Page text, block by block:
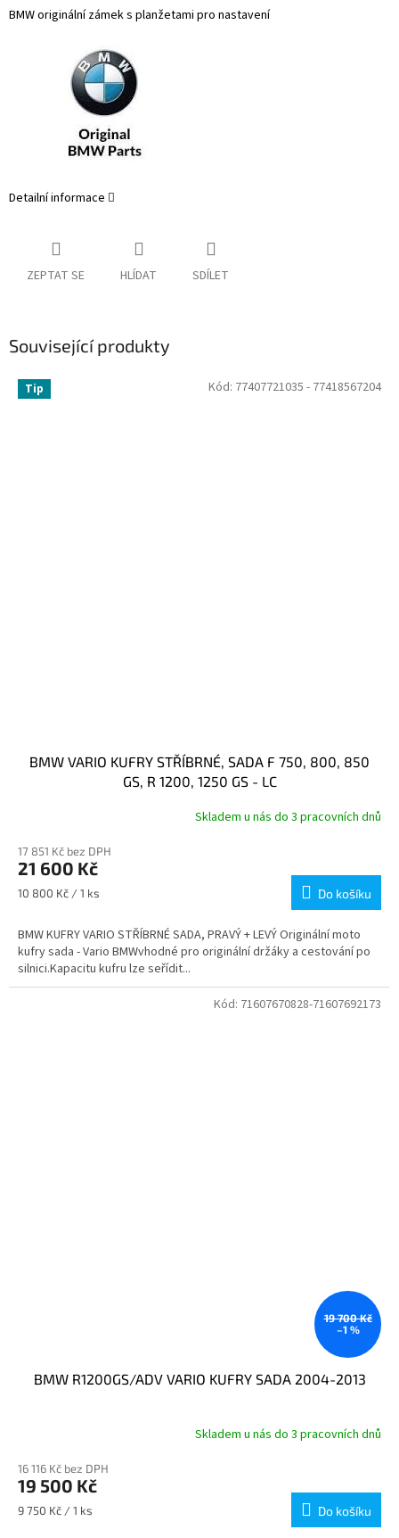
BMW originální zámek s planžetami pro nastavení
Detailní informace
ZEPTAT SE HLÍDAT SDÍLET
Související produkty
Tip
BMW VARIO KUFRY STŘÍBRNÉ, SADA F 750, 800, 850
GS, R 1200, 1250 GS - LC
Skladem u nás do 3 pracovních dnů
17 851 Kč bez DPH
21 600 Kč
Měrná
10 800 Kč / 1 ks Do košíku
BMW KUFRY VARIO STŘÍBRNÉ SADA, PRAVÝ + LEVÝ Originální moto
kufry sada - Vario BMWvhodné pro originální držáky a cestování po
silnici.Kapacitu kufru lze seřídit...
Kód: 77407721035 - 77418567204
19 700 Kč
–1 %
BMW R1200GS/ADV VARIO KUFRY SADA 2004-2013
Skladem u nás do 3 pracovních dnů
16 116 Kč bez DPH
19 500 Kč
Měrná
9 750 Kč / 1 ks Do košíku
Kód: 71607670828-71607692173